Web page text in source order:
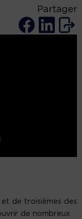
Partager
de troisièmes des
de nombreux